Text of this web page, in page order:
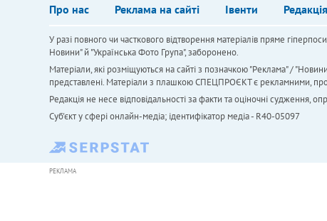
Про нас Реклама на сайті Івенти Редакція
У разі повного чи часткового відтворення матеріалів пряме
Новини" й "Українська Фото Група", заборонено.
Матеріали, які розміщуються на сайті з позначкою "Реклама" /
представлені. Матеріали з плашкою СПЕЦПРОЄКТ є рекламними,
Редакція не несе відповідальності за факти та оціночні судження,
Cуб'єкт у сфері онлайн-медіа; ідентифікатор медіа - R40-05097
РЕКЛАМА